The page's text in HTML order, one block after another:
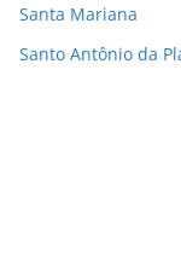
Santa Mariana
Santo Antônio da